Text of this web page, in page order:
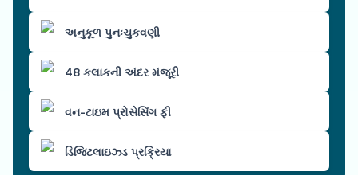
અનુકૂળ પુનઃચુકવણી
48 કલાકની અંદર મંજૂરી
વન-ટાઇમ પ્રોસેસિંગ ફી
ડિજિટલાઇઝ્ડ પ્રક્રિયા